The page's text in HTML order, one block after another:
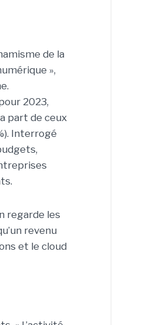
de la
»,
2023,
part de ceux
Interrogé
regarde les
revenu
et le cloud